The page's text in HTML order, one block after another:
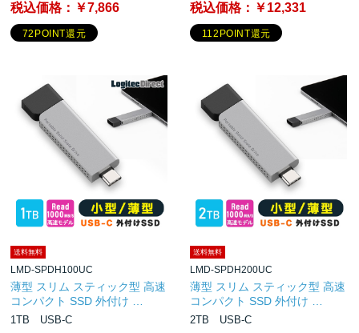
税込価格： ￥7,866
72POINT還元
税込価格： ￥12,331
112POINT還元
送料無料
LMD-SPDH100UC
薄型 スリム スティック型 高速
コンパクト SSD 外付け …
1TB USB-C
送料無料
LMD-SPDH200UC
薄型 スリム スティック型 高速
コンパクト SSD 外付け …
2TB USB-C